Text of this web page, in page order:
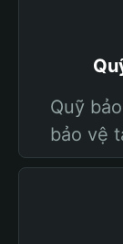
Quỹ
bảo vệ